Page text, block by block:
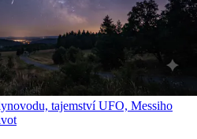
tajemství UFO, Messiho